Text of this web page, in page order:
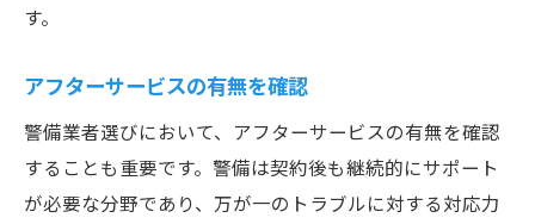
す。
アフターサービスの有無を確認
警備業者選びにおいて、アフターサービスの有無を確認
することも重要です。警備は契約後も継続的にサポート
が必要な分野であり、万が一のトラブルに対する対応力